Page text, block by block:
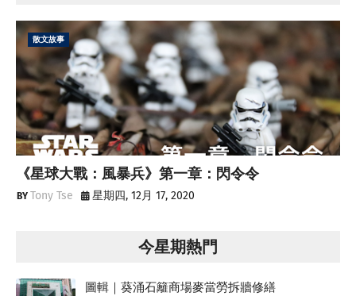
散文故事
《星球大戰：風暴兵》第一章：閃令令
Tony Tse 星期四, 12月 17, 2020
今星期熱門
圖輯｜葵涌石籬商場麥當勞拆牆修繕